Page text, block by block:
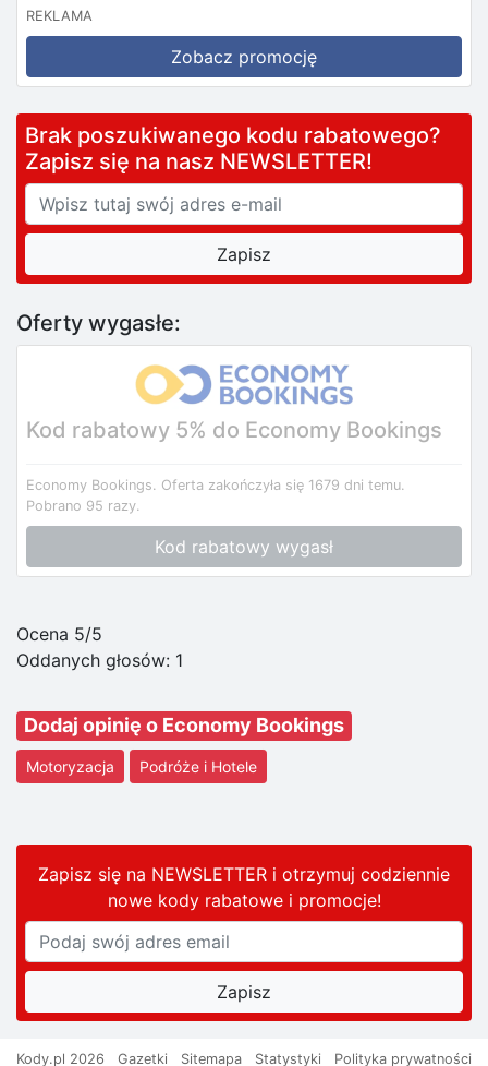
REKLAMA
Zobacz promocję
Brak poszukiwanego kodu rabatowego?
Zapisz się na nasz NEWSLETTER!
Oferty wygasłe:
Kod rabatowy 5% do Economy Bookings
Economy Bookings. Oferta zakończyła się 1679 dni temu.
Pobrano 95 razy.
Kod rabatowy wygasł
Ocena 5/5
Oddanych głosów: 1
Dodaj opinię o Economy Bookings
Motoryzacja Podróże i Hotele
Zapisz się na NEWSLETTER i otrzymuj codziennie
nowe kody rabatowei promocje!
Kody.pl 2026 Gazetki Sitemapa Statystyki Polityka prywatności